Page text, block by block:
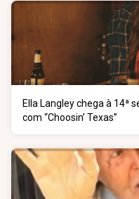
Ella Langley chega à 14ª
com “Choosin’ Texas”